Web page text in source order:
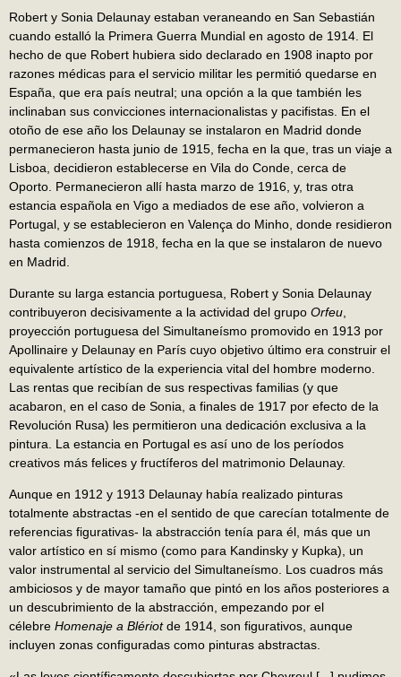
Robert y Sonia Delaunay estaban veraneando en San Sebastián
cuando estalló la Primera Guerra Mundial en agosto de 1914. El
hecho de que Robert hubiera sido declarado en 1908 inapto por
razones médicas para el servicio militar les permitió quedarse en
España, que era país neutral; una opción a la que también les
inclinaban sus convicciones internacionalistas y pacifistas. En el
otoño de ese año los Delaunay se instalaron en Madrid donde
permanecieron hasta junio de 1915, fecha en la que, tras un viaje a
Lisboa, decidieron establecerse en Vila do Conde, cerca de
Oporto. Permanecieron allí hasta marzo de 1916, y, tras otra
estancia española en Vigo a mediados de ese año, volvieron a
Portugal, y se establecieron en Valença do Minho, donde residieron
hasta comienzos de 1918, fecha en la que se instalaron de nuevo
en Madrid.
Durante su larga estancia portuguesa, Robert y Sonia Delaunay
contribuyeron decisivamente a la actividad del grupo Orfeu
proyección portuguesa del Simultaneísmo promovido en 1913 por
Apollinaire y Delaunay en París cuyo objetivo último era construir el
equivalente artístico de la experiencia vital del hombre moderno.
Las rentas que recibían de sus respectivas familias (y que
acabaron, en el caso de Sonia, a finales de 1917 por efecto de la
Revolución Rusa) les permitieron una dedicación exclusiva a la
pintura. La estancia en Portugal es así uno de los períodos
creativos más felices y fructíferos del matrimonio Delaunay.
Aunque en 1912 y 1913 Delaunay había realizado pinturas
totalmente abstractas -en el sentido de que carecían totalmente de
referencias figurativas- la abstracción tenía para él, más que un
valor artístico en sí mismo (como para Kandinsky y Kupka), un
valor instrumental al servicio del Simultaneísmo. Los cuadros más
ambiciosos y de mayor tamaño que pintó en los años posteriores a
un descubrimiento de la abstracción, empezando por el
célebre Homenaje a Blériotde 1914, son figurativos, aunque
incluyen zonas configuradas como pinturas abstractas.